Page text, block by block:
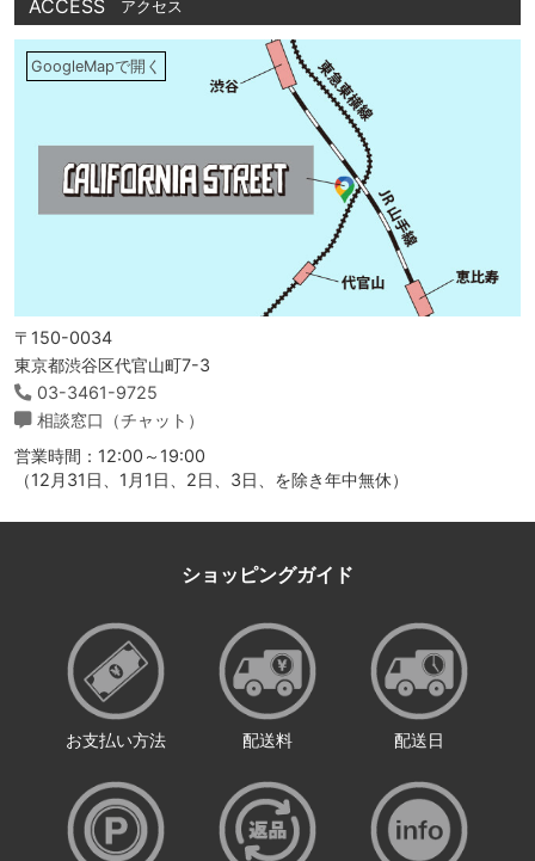
ACCESS アクセス
GoogleMapで開く
〒150-0034
東京都渋谷区代官山町7-3
03-3461-9725
相談窓口（チャット）
営業時間：12:00～19:00
（12月31日、1月1日、2日、3日、を除き年中無休）
ショッピングガイド
お支払い方法 配送料 配送日